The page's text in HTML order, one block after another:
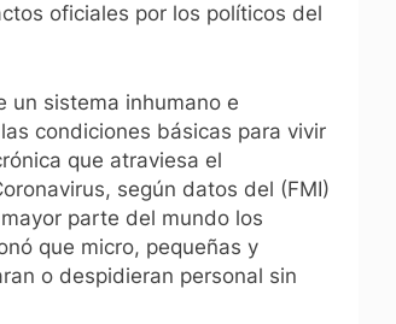
oficiales por los políticos del
un sistema inhumano e
condiciones básicas para vivir
que atraviesa el
según datos del (FMI)
parte del mundo los
que micro, pequeñas y
o despidieran personal sin